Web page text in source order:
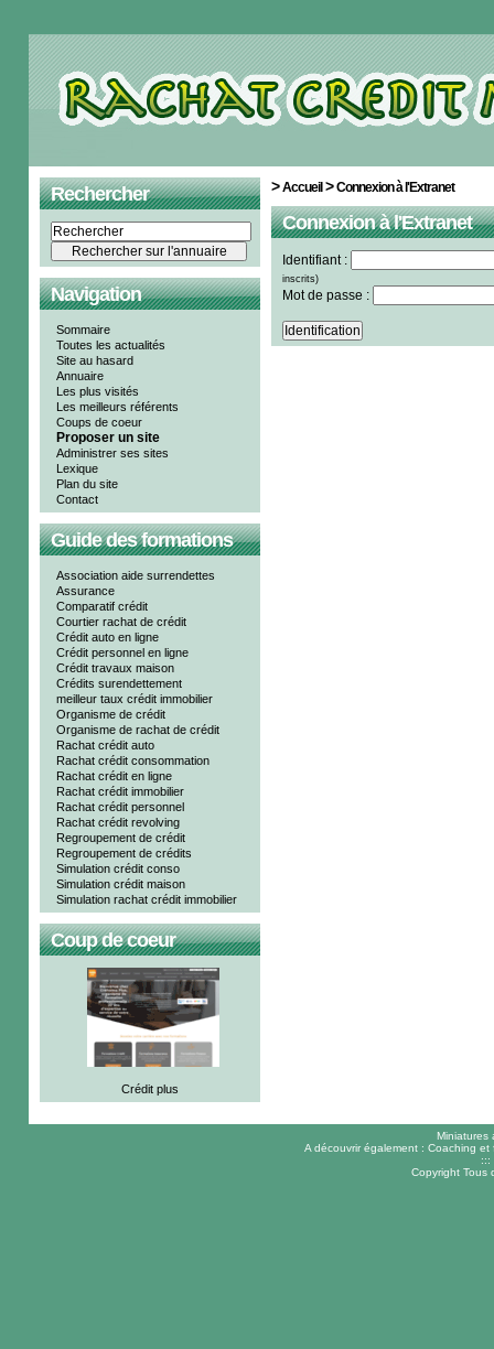
Rechercher
Navigation
Sommaire
Toutes les actualités
Site au hasard
Annuaire
Les plus visités
Les meilleurs référents
Coups de coeur
Proposer un site
Administrer ses sites
Lexique
Plan du site
Contact
Guide des formations
Association aide surrendettes
Assurance
Comparatif crédit
Courtier rachat de crédit
Crédit auto en ligne
Crédit personnel en ligne
Crédit travaux maison
Crédits surendettement
meilleur taux crédit immobilier
Organisme de crédit
Organisme de rachat de crédit
Rachat crédit auto
Rachat crédit consommation
Rachat crédit en ligne
Rachat crédit immobilier
Rachat crédit personnel
Rachat crédit revolving
Regroupement de crédit
Regroupement de crédits
Simulation crédit conso
Simulation crédit maison
Simulation rachat crédit immobilier
Coup de coeur
Crédit plus
>Accueil>Connexion à l'Extranet
Connexion à l'Extranet
Identifiant :
inscrits)
Mot de passe :
Miniatures
A découvrir également : Coaching et
:::
Copyright